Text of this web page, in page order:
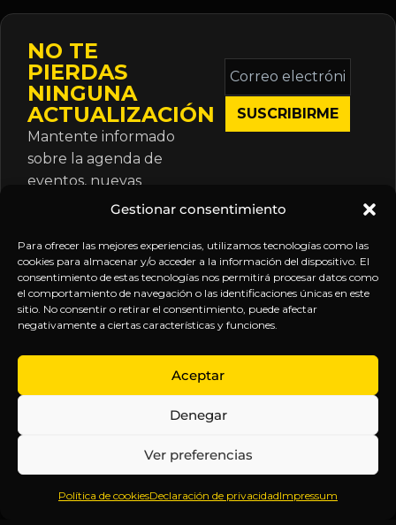
Gestionar consentimiento
Para ofrecer las mejores experiencias, utilizamos tecnologías como las
cookies para almacenar y/o acceder a la información del dispositivo. El
consentimiento de estas tecnologías nos permitirá procesar datos como
el comportamiento de navegación o las identificaciones únicas en este
sitio. No consentir o retirar el consentimiento, puede afectar
negativamente a ciertas características y funciones.
Aceptar
Denegar
Ver preferencias
Política de cookiesDeclaración de privacidadImpressum
NO TE
PIERDAS
NINGUNA
ACTUALIZACIÓN
Mantente informado
sobre la agenda de
eventos, nuevas
publicaciones y
suscripción.
Correo
electrónico
*
Inteligencia
Anticipándonos
EXPLORA
Inicio
Sobre
Contenido
Webinars
LEGAL
Política
de
Términos y
Aviso
SÍGUENOS